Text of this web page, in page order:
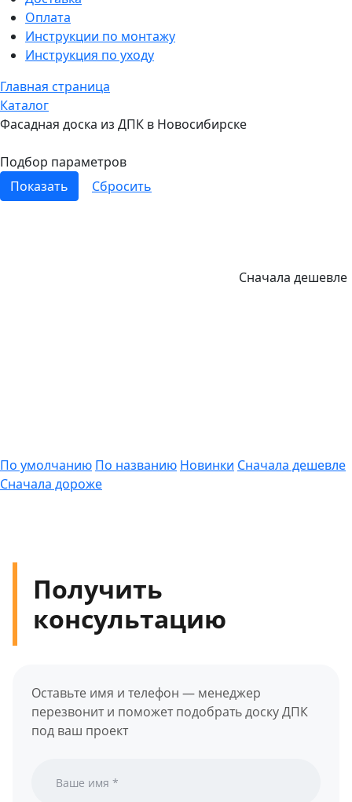
Оплата
Инструкции по монтажу
Инструкция по уходу
Главная страница
Каталог
Фасадная доска из ДПК в Новосибирске
Подбор параметров
Сначала дешевле
По умолчанию По названию Новинки Сначала дешевле
Сначала дороже
Получить
консультацию
Оставьте имя и телефон — менеджер
перезвонит и поможет подобрать доску ДПК
под ваш проект